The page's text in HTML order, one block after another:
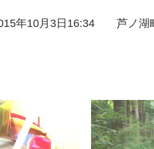
年10月3日16:34 芦ノ湖